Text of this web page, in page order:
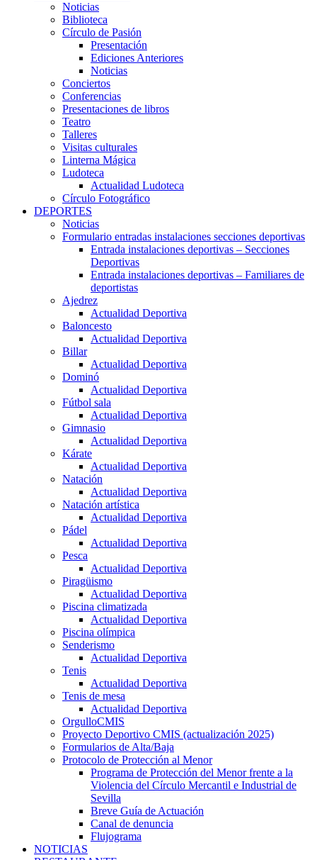
Noticias
Biblioteca
Círculo de Pasión
Presentación
Ediciones Anteriores
Noticias
Conciertos
Conferencias
Presentaciones de libros
Teatro
Talleres
Visitas culturales
Linterna Mágica
Ludoteca
Actualidad Ludoteca
Círculo Fotográfico
DEPORTES
Noticias
Formulario entradas instalaciones secciones deportivas
Entrada instalaciones deportivas – Secciones
Deportivas
Entrada instalaciones deportivas – Familiares de
deportistas
Ajedrez
Actualidad Deportiva
Baloncesto
Actualidad Deportiva
Billar
Actualidad Deportiva
Dominó
Actualidad Deportiva
Fútbol sala
Actualidad Deportiva
Gimnasio
Actualidad Deportiva
Kárate
Actualidad Deportiva
Natación
Actualidad Deportiva
Natación artística
Actualidad Deportiva
Pádel
Actualidad Deportiva
Pesca
Actualidad Deportiva
Piragüismo
Actualidad Deportiva
Piscina climatizada
Actualidad Deportiva
Piscina olímpica
Senderismo
Actualidad Deportiva
Tenis
Actualidad Deportiva
Tenis de mesa
Actualidad Deportiva
OrgulloCMIS
Proyecto Deportivo CMIS (actualización 2025)
Formularios de Alta/Baja
Protocolo de Protección al Menor
Programa de Protección del Menor frente a la
Violencia del Círculo Mercantil e Industrial de
Sevilla
Breve Guía de Actuación
Canal de denuncia
Flujograma
NOTICIAS